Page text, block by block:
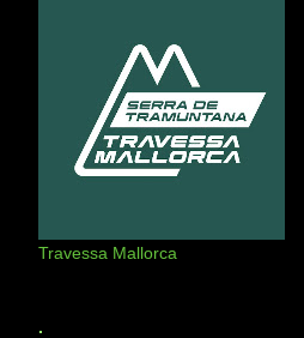
Travessa Mallorca
.